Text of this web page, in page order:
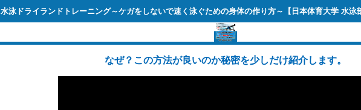
水泳ドライランドトレーニング～ケガをしないで速く泳ぐための身体の作り方～【日本体育大学 水
なぜ？この方法が良いのか秘密を少しだけ紹介します。